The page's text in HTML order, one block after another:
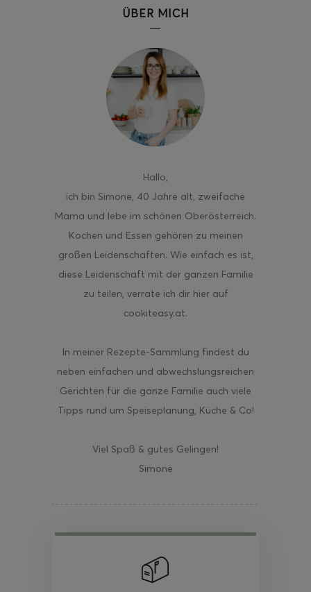
ÜBER MICH
Hallo,
ich bin Simone, 40 Jahre alt, zweifache
Mama und lebe im schönen Oberösterreich.
Kochen und Essen gehören zu meinen
großen Leidenschaften. Wie einfach es ist,
diese Leidenschaft mit der ganzen Familie
zu teilen, verrate ich dir hier auf
cookiteasy.at.
In meiner Rezepte-Sammlung findest du
neben einfachen und abwechslungsreichen
Gerichten für die ganze Familie auch viele
Tipps rund um Speiseplanung, Küche & Co!
Viel Spaß & gutes Gelingen!
Simone